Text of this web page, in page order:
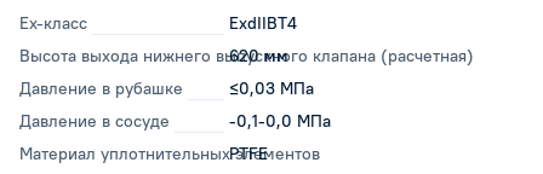
Ex-класс
ExdIIBT4
Высота выхода нижнего выпускного клапана (расчетная)
620 мм
Давление в рубашке
≤0,03 МПа
Давление в сосуде
-0,1-0,0 МПа
Материал уплотнительных элементов
PTFE